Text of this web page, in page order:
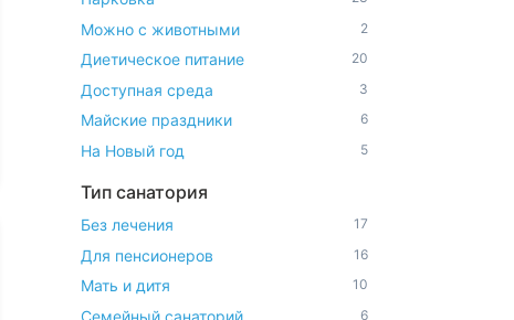
Можно с животными 2
Диетическое питание 20
Доступная среда 3
Майские праздники 6
На Новый год 5
Тип санатория
Без лечения 17
Для пенсионеров 16
Мать и дитя 10
Семейный санаторий 6